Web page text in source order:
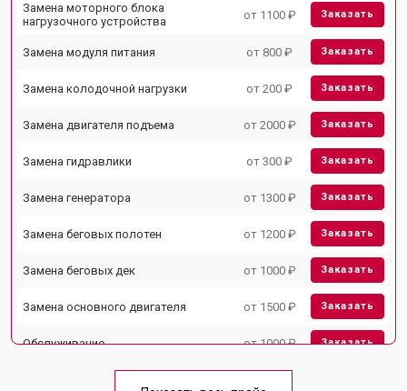
Замена моторного блока
нагрузочного устройства
от 1100 ₽ Заказать
Замена модуля питания от 800 ₽ Заказать
Замена колодочной нагрузки от 200 ₽ Заказать
Замена двигателя подъема от 2000 ₽ Заказать
Замена гидравлики от 300 ₽ Заказать
Замена генератора от 1300 ₽ Заказать
Замена беговых полотен от 1200 ₽ Заказать
Замена беговых дек от 1000 ₽ Заказать
Замена основного двигателя от 1500 ₽ Заказать
Обслуживание от 1000 ₽ Заказать